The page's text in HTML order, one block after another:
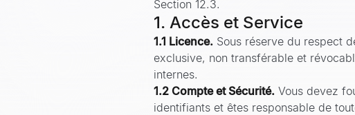
Section 12.3.
1. Accès et Service
1.1 Licence. Sous réserve du respect
exclusive, non transférable et
internes.
1.2 Compte et Sécurité. Vous devez
identifiants et êtes responsable de